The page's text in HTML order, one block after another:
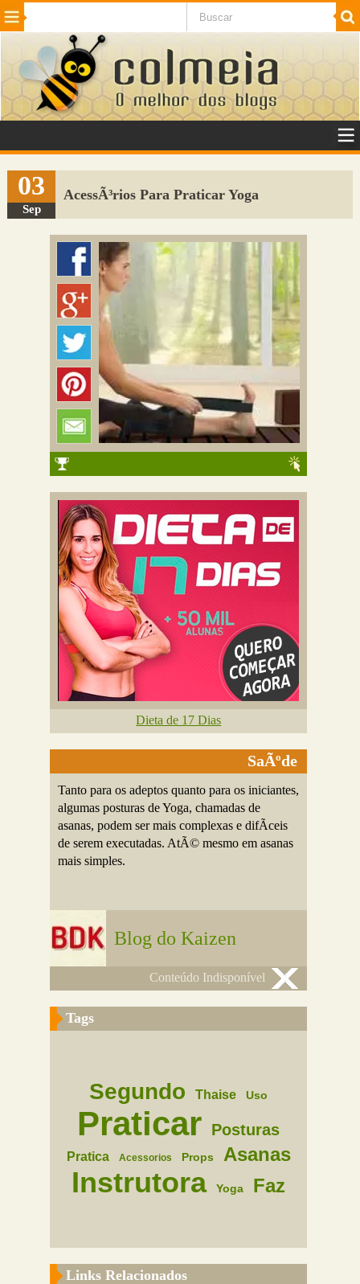
Beleza Cinema e TV
Internet Jogos NotÃ­cias SaÃºde
VeÃ­culos Adulto
Sugerir Link
Adicionar Blog
Colmeia Exchange
Perguntas Frequentes
03
Sep
AcessÃ³rios Para Praticar Yoga
Dieta de 17 Dias
SaÃºde
Tanto para os adeptos quanto para os iniciantes,
algumas posturas de Yoga, chamadas de
asanas, podem ser mais complexas e difÃ­ceis
de serem executadas. AtÃ© mesmo em asanas
mais simples.
Blog do Kaizen
Conteúdo Indisponível
Tags
Segundo Thaise Uso
Praticar Posturas
Pratica Acessorios Props Asanas
Instrutora Yoga Faz
Links Relacionados